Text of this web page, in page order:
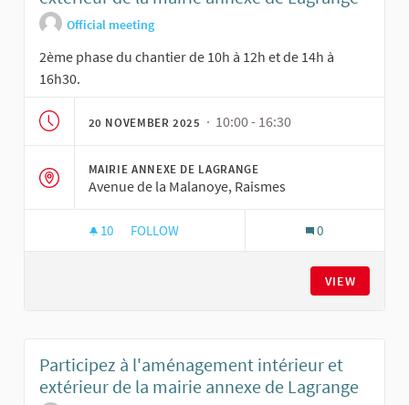
Official meeting
2ème phase du chantier de 10h à 12h et de 14h à
16h30.
20 NOVEMBER 2025 · 10:00 - 16:30
MAIRIE ANNEXE DE LAGRANGE
Avenue de la Malanoye, Raismes
10 10 FOLLOWERS
FOLLOW 0
VIEW
Participez à l'aménagement intérieur et
extérieur de la mairie annexe de Lagrange